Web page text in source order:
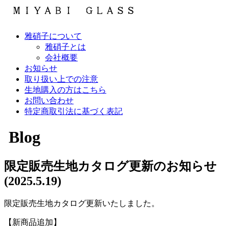
雅硝子について
雅硝子とは
会社概要
お知らせ
取り扱い上での注意
生地購入の方はこちら
お問い合わせ
特定商取引法に基づく表記
Blog
限定販売生地カタログ更新のお知らせ
(2025.5.19)
限定販売生地カタログ更新いたしました。
【新商品追加】